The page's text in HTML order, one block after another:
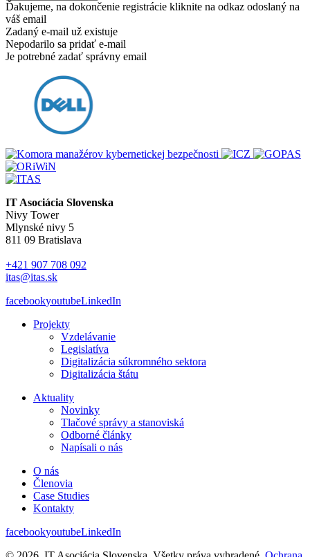
Ďakujeme, na dokončenie registrácie kliknite na odkaz odoslaný na
váš email
Zadaný e-mail už existuje
Nepodarilo sa pridať e-mail
Je potrebné zadať správny email
IT Asociácia Slovenska
Nivy Tower
Mlynské nivy 5
811 09 Bratislava
+421 907 708 092
itas@itas.sk
facebookyoutubeLinkedIn
Projekty
Vzdelávanie
Legislatíva
Digitalizácia súkromného sektora
Digitalizácia štátu
Aktuality
Novinky
Tlačové správy a stanoviská
Odborné články
Napísali o nás
O nás
Členovia
Case Studies
Kontakty
facebookyoutubeLinkedIn